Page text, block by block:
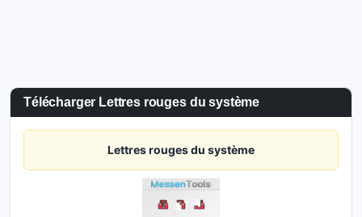
Télécharger Lettres rouges du système
Lettres rouges du système